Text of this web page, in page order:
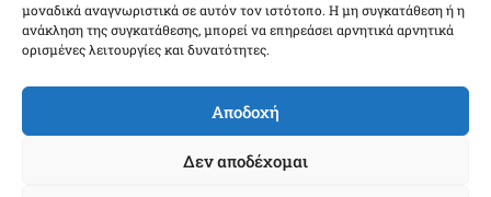
μοναδικά αναγνωριστικά σε αυτόν τον ιστότοπο. Η μη συγκατάθεση ή η
ανάκληση της συγκατάθεσης, μπορεί να επηρεάσει αρνητικά αρνητικά
ορισμένες λειτουργίες και δυνατότητες.
Αποδοχή
Δεν αποδέχομαι
Κάντε κλικ για να αποδεχτείτε cookies
εμπορικής προώθησης και να